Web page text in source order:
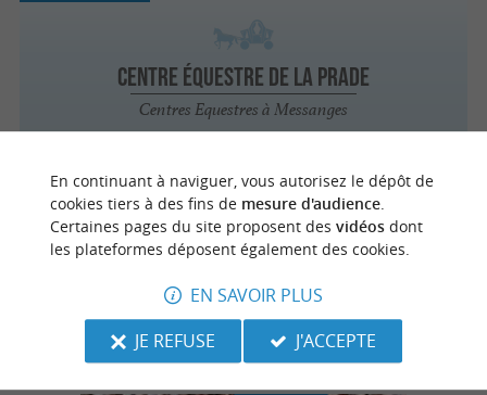
Centre Équestre de la Prade
Centres Equestres à Messanges
Centre Équestre de la Prade
Balades à Cheval / en Calèche à Messanges
Messanges
En continuant à naviguer, vous autorisez le dépôt de
cookies tiers à des fins de mesure d'audience.
Certaines pages du site proposent des vidéosdont
les plateformes déposent également des cookies.
EN SAVOIR PLUS
JE REFUSE
J'ACCEPTE